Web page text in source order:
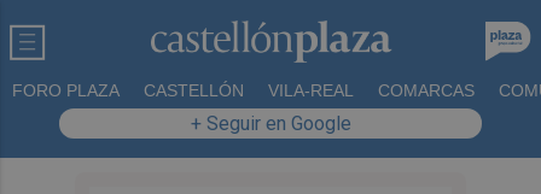
FORO PLAZA CASTELLÓN VILA-REAL COMARCAS
+ Seguir en Google